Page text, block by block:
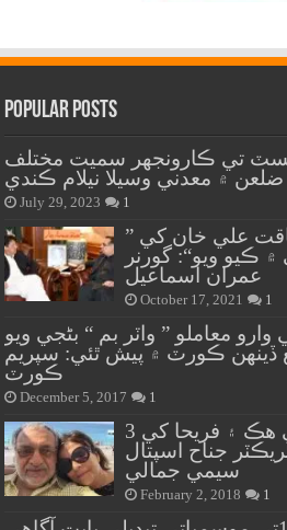
Popular Posts
حڪومت 4 آگسٽ تي ڪارونجهر سميت مختلف
ضلعن ۾ معدني وسيلا نيلام ڪندي
July 29, 2023 1
” فرزند ڪراچي لياقت علي خان کي
ڪيو ويو“: گورنر
عمران اسماعيل
October 17, 2021 1
معاملو ” واٽر بم “ بڻجي ويو
ڏينهن ڪورٽ ۾ پيش ٿئي: سپريم
ڪورٽ
December 5, 2017 1
هزار خان بجاراڻي کي هڪ ۽ فريحا کي 3
جناح اسپتال
سيمي جمالي
February 2, 2018 1